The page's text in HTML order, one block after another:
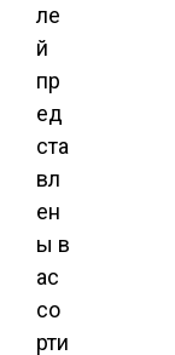
ле
й
пр
ед
ста
вл
ен
ы в
ас
со
рти